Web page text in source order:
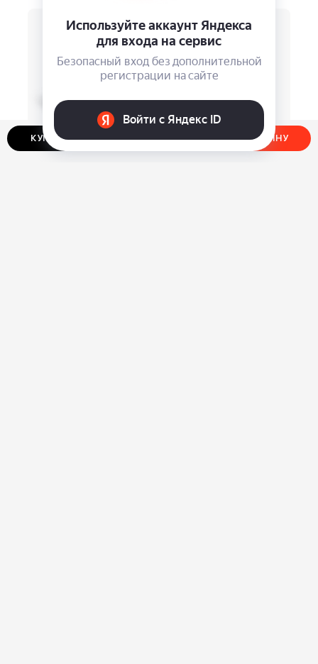
КУПИТЬ В ОДИН КЛИК ДОБАВИТЬ В КОРЗИНУ
Фляга S.Quire TB08
Увлажнитель Xiaomi Mijia